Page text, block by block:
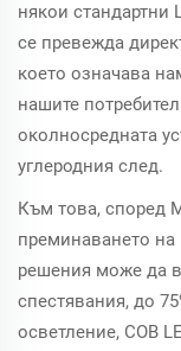
някои стандартни
се превежда
което означава
нашите
околносредната
углеродния след.
Към това, според
преминаването
решения може да
спестявания, до
осветление, COB